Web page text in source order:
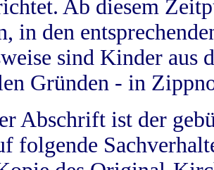
Ab diesem
in den
sind Kinder aus
Gründen - in
Abschrift ist der
folgende